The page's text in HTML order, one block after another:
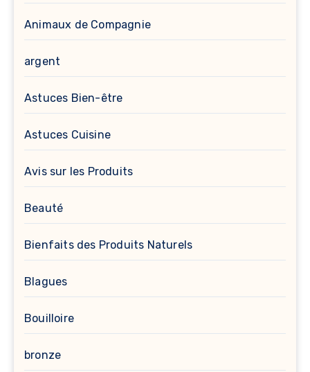
Animaux de Compagnie
argent
Astuces Bien-être
Astuces Cuisine
Avis sur les Produits
Beauté
Bienfaits des Produits Naturels
Blagues
Bouilloire
bronze